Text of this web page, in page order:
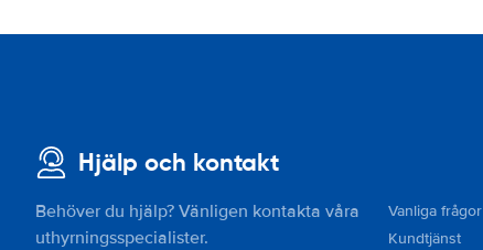
Hjälp och kontakt
Behöver du hjälp? Vänligen kontakta våra
uthyrningsspecialister.
Vanliga frågor
Kundtjänst